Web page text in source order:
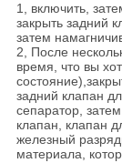
1, включить,
закрыть задний
затем
2, После
время, что вы
задний клапан
сепаратор,
клапан, клапан
железный
материала,